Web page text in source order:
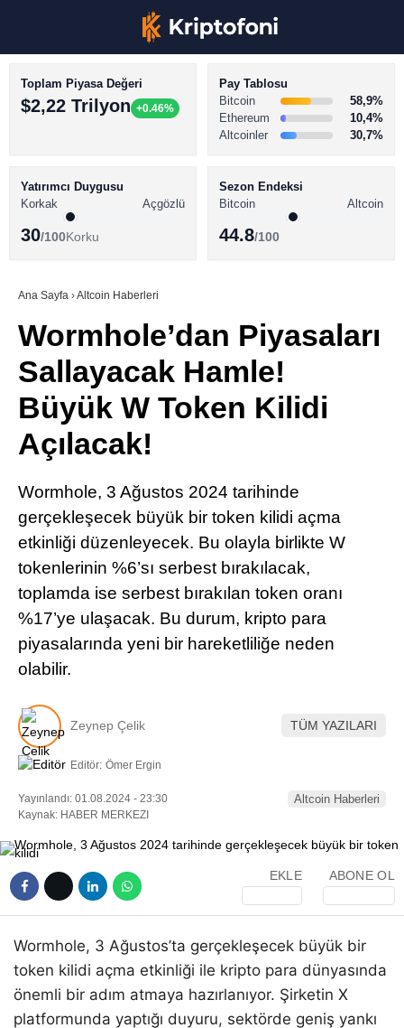
Youtube
TikTok
Telegram
BİTCOİN HABERLERİ
ALTCOİN HABERLERİ
SÖZLÜK
Toplam Piyasa Değeri
$2,22 Trilyon +0.46%
Pay Tablosu
Bitcoin
58,9%
Ethereum
10,4%
Altcoinler
30,7%
Yatırımcı Duygusu
Korkak
Açgözlü
30/100Korku
Sezon Endeksi
Bitcoin
Altcoin
44.8/100
Ana Sayfa ›Altcoin Haberleri
Wormhole’dan Piyasaları
Sallayacak Hamle!
Büyük W Token Kilidi
Açılacak!
Wormhole, 3 Ağustos 2024 tarihinde
gerçekleşecek büyük bir token kilidi açma
etkinliği düzenleyecek. Bu olayla birlikte W
tokenlerinin %6’sı serbest bırakılacak,
toplamda ise serbest bırakılan token oranı
%17’ye ulaşacak. Bu durum, kripto para
piyasalarında yeni bir hareketliliğe neden
olabilir.
Zeynep Çelik TÜM YAZILARI
Editör: Ömer Ergin
Yayınlandı: 01.08.2024 - 23:30
Kaynak: HABER MERKEZI
Altcoin Haberleri
EKLE ABONE OL
Wormhole, 3 Ağustos’ta gerçekleşecek büyük bir
token kilidi açma etkinliği ile kripto para dünyasında
önemli bir adım atmaya hazırlanıyor. Şirketin X
platformunda yaptığı duyuru, sektörde geniş yankı